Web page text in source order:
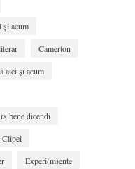
și acum
Camerton
aici şi acum
bene dicendi
Clipei
Experi(m)ente